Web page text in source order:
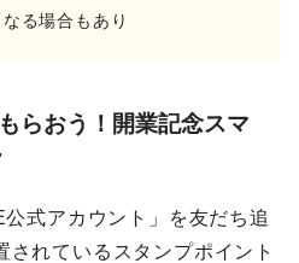
る場合もあり
らおう！開業記念スマ
公式アカウント」を友だち追
されているスタンプポイント